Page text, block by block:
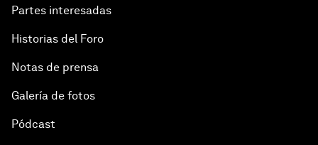
Partes interesadas
Historias del Foro
Notas de prensa
Galería de fotos
Pódcast